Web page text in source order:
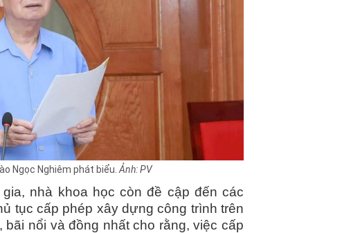
Ngọc Nghiêm phát biểu. Ảnh: PV
nhà khoa học còn đề cập đến các
tục cấp phép xây dựng công trình trên
nổi và đồng nhất cho rằng, việc cấp